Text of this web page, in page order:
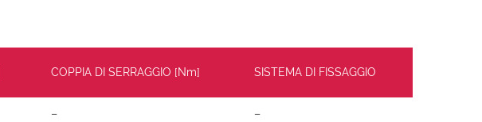
COPPIA DI SERRAGGIO [Nm] SISTEMA DI FISSAGGIO
– –